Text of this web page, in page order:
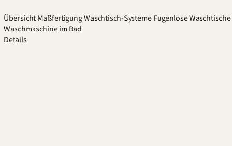
ÜbersichtMaßfertigungWaschtisch-SystemeFugenlose Waschtische
Waschmaschine im Bad
Details